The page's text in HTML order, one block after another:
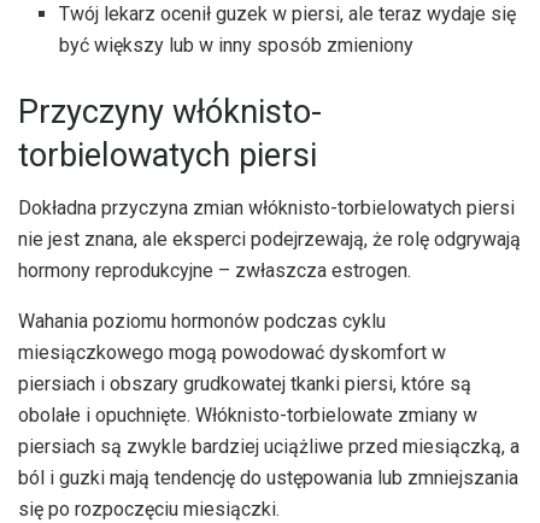
Twój lekarz ocenił guzek w piersi, ale teraz wydaje się
być większy lub w inny sposób zmieniony
Przyczyny włóknisto-
torbielowatych piersi
Dokładna przyczyna zmian włóknisto-torbielowatych piersi
nie jest znana, ale eksperci podejrzewają, że rolę odgrywają
hormony reprodukcyjne – zwłaszcza estrogen.
Wahania poziomu hormonów podczas cyklu
miesiączkowego mogą powodować dyskomfort w
piersiach i obszary grudkowatej tkanki piersi, które są
obolałe i opuchnięte. Włóknisto-torbielowate zmiany w
piersiach są zwykle bardziej uciążliwe przed miesiączką, a
ból i guzki mają tendencję do ustępowania lub zmniejszania
się po rozpoczęciu miesiączki.